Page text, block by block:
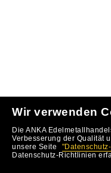
Wir verwenden
Die ANKA
Verbesserung der Qualität
unsere Seite
Datenschutz-Richtlinien